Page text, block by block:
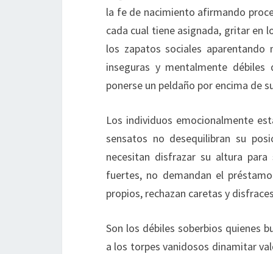
la fe de nacimiento afirmando
cada cual tiene asignada, gritar en
los zapatos sociales
inseguras y mentalmente
ponerse un peldaño por encima de
Los individuos emocionalmente
sensatos no desequilibran su
necesitan disfrazar su altura
fuertes, no demandan el
propios, rechazan caretas y
Son los débiles soberbios quienes
a los torpes vanidosos dinamitar